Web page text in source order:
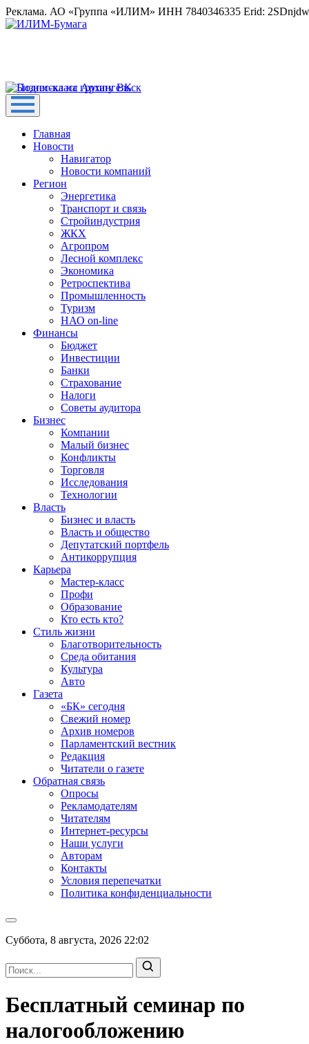
Реклама. АО «Группа «ИЛИМ» ИНН 7840346335 Erid:
Главная
Новости
Навигатор
Новости компаний
Регион
Энергетика
Транспорт и связь
Стройиндустрия
ЖКХ
Агропром
Лесной комплекс
Экономика
Ретроспектива
Промышленность
Туризм
НАО on-line
Финансы
Бюджет
Инвестиции
Банки
Страхование
Налоги
Советы аудитора
Бизнес
Компании
Малый бизнес
Конфликты
Торговля
Исследования
Технологии
Власть
Бизнес и власть
Власть и общество
Депутатский портфель
Антикоррупция
Карьера
Мастер-класс
Профи
Образование
Кто есть кто?
Стиль жизни
Благотворительность
Среда обитания
Культура
Авто
Газета
«БК» сегодня
Свежий номер
Архив номеров
Парламентский вестник
Редакция
Читатели о газете
Обратная связь
Опросы
Рекламодателям
Читателям
Интернет-ресурсы
Наши услуги
Авторам
Контакты
Условия перепечатки
Политика конфиденциальности
Суббота, 8 августа, 2026 22:02
Бесплатный семинар по
налогообложению